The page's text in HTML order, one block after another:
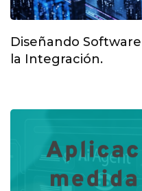
Diseñando
la Integración.